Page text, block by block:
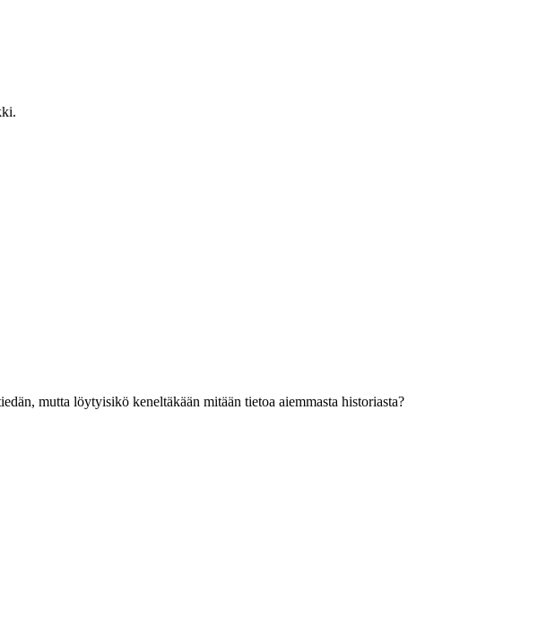
mutta löytyisikö keneltäkään mitään tietoa aiemmasta historiasta?